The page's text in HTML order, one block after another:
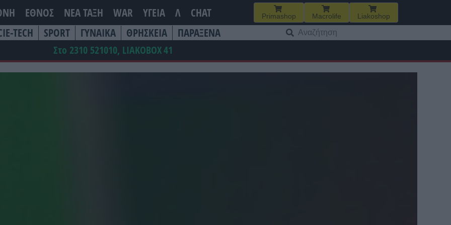
ΕΘΝΟΣ ΝΕΑ ΤΆΞΗ WAR ΥΓΕΙΑ Λ CHAT Primashop Macrolife Liakoshop
TECH SPORT ΓΥΝΑΙΚΑ ΘΡΗΣΚΕΙΑ ΠΑΡΑΞΕΝΑ
για:
Στο 2310 521010, LIAKOBOX41